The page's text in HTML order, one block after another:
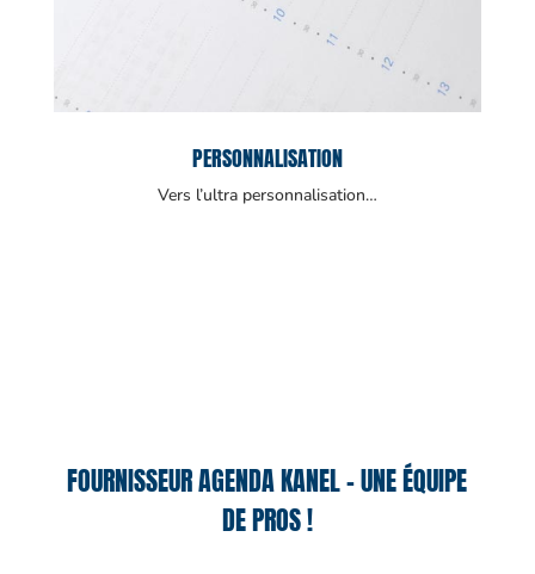
PERSONNALISATION
Vers l’ultra personnalisation…
FOURNISSEUR AGENDA KANEL – UNE ÉQUIPE
DE PROS !